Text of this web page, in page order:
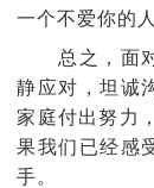
一个不爱你的人
总之，面对
静应对，坦诚
家庭付出努力
果我们已经感
手。